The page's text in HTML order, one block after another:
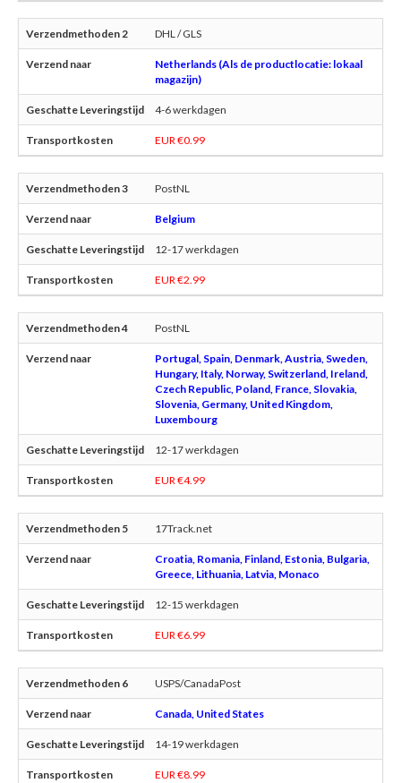
DHL / GLS
Netherlands (Als de productlocatie: lokaal
magazijn)
4-6 werkdagen
EUR €0.99
PostNL
Belgium
12-17 werkdagen
EUR €2.99
PostNL
Portugal, Spain, Denmark, Austria, Sweden,
Hungary, Italy, Norway, Switzerland, Ireland,
Czech Republic, Poland, France, Slovakia,
Slovenia, Germany, United Kingdom,
Luxembourg
12-17 werkdagen
EUR €4.99
17Track.net
Croatia, Romania, Finland, Estonia, Bulgaria,
Greece, Lithuania, Latvia, Monaco
12-15 werkdagen
EUR €6.99
USPS/CanadaPost
Canada, United States
14-19 werkdagen
EUR €8.99